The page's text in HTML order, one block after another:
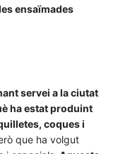
ensaïmades
servei a la ciutat
ha estat produint
coques i
que ha volgut